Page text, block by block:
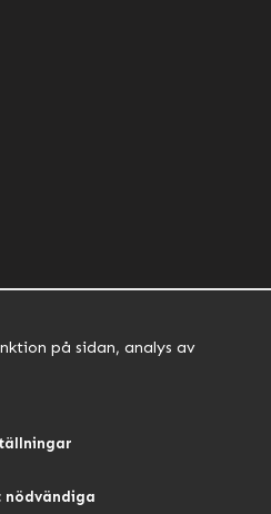
HUNTNORDIK OUTDOOR
på sidan, analys av
nödvändiga